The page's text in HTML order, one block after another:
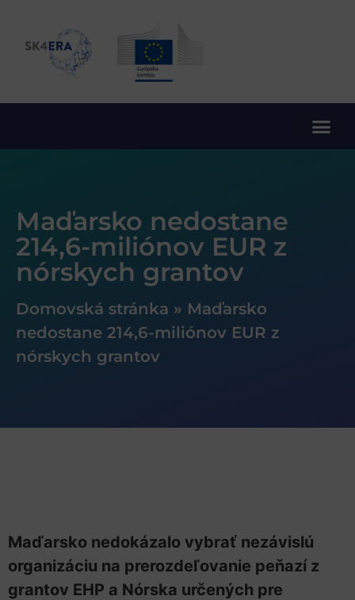
Maďarsko nedostane
214,6-miliónov EUR z
nórskych grantov
Domovská stránka » Maďarsko
nedostane 214,6-miliónov EUR z
nórskych grantov
Maďarsko nedokázalo vybrať nezávislú
organizáciu na prerozdeľovanie peňazí z
grantov EHP a Nórska určených pre